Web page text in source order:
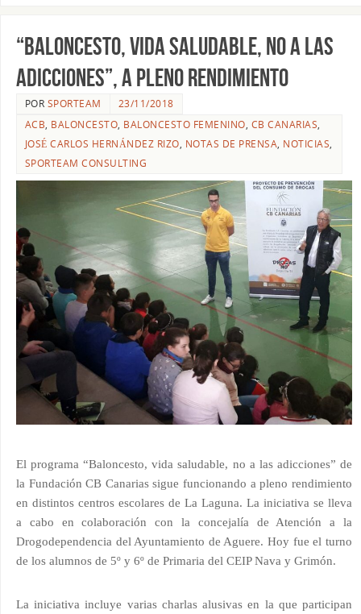
“BALONCESTO, VIDA SALUDABLE, NO A LAS
ADICCIONES”, A PLENO RENDIMIENTO
POR SPORTEAM
23/11/2018
ACB, BALONCESTO, BALONCESTO FEMENINO, CB CANARIAS,
JOSÉ CARLOS HERNÁNDEZ RIZO, NOTAS DE PRENSA, NOTICIAS,
SPORTEAM CONSULTING
El programa “Baloncesto, vida saludable, no a las adicciones” de
la Fundación CB Canarias sigue funcionando a pleno rendimiento
en distintos centros escolares de La Laguna. La iniciativa se lleva
a cabo en colaboración con la concejalía de Atención a la
Drogodependencia del Ayuntamiento de Aguere. Hoy fue el turno
de los alumnos de 5º y 6º de Primaria del CEIP Nava y Grimón.
La iniciativa incluye varias charlas alusivas en la que participan